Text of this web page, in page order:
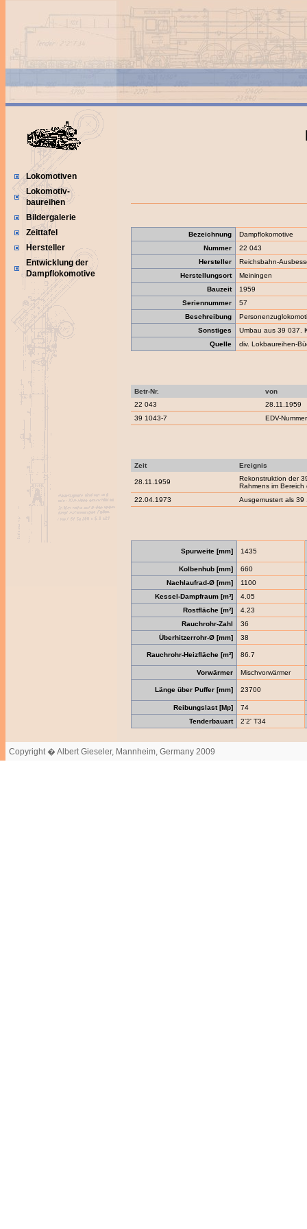
Lokomotiven
Lokomotiv-
baureihen
Bildergalerie
Zeittafel
Hersteller
Entwicklung der
Dampflokomotive
Bezeichnung
Dampflokomotive
Nummer
22 043
Hersteller
Reichsbahn-
Herstellungsort
Meiningen
Bauzeit
1959
Seriennummer
57
Beschreibung
Sonstiges
Umbau aus 39 037.
Quelle
div. Lokbaureihen-
Betr-Nr.
von
22 043
28.11.1959
39 1043-7
EDV-
Zeit Ereignis
28.11.1959
Rekonstruktion der
Rahmens im Bereich
22.04.1973
Ausgemustert als 39
Spurweite [mm] 1435
Kolbenhub [mm]
660
Nachlaufrad-Ø [mm]
1100
Kessel-Dampfraum [m³]
4.05
Rostfläche [m²]
4.23
Rauchrohr-Zahl
36
Überhitzerrohr-Ø [mm]
38
Rauchrohr-Heizfläche [m²] 86.7
Vorwärmer Mischvorwärmer
Länge über Puffer [mm] 23700
Reibungslast [Mp]
74
Tenderbauart
2'2' T34
Copyright � Albert Gieseler, Mannheim, Germany 2009